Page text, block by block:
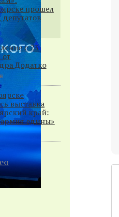
прошел
с 23
Додатко
выставка
край:
едины»